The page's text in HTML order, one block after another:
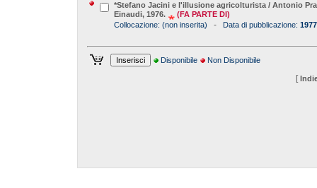
*Stefano Jacini e l'illusione agricolturista / Antonio
Einaudi, 1976.
(FA PARTE DI)
Collocazione: (non inserita) - Data di pubblicazione: 1977
Disponibile Non Disponibile
[